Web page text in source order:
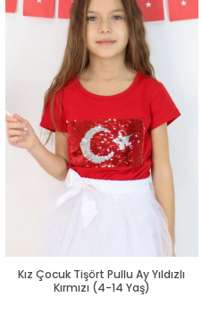
Kız Çocuk Tişört Pullu Ay Yıldızlı
Kırmızı (4-14 Yaş)